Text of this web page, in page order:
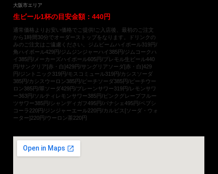
大阪市エリア
生ビール1杯の目安金額：440円
通常価格よりお安い価格でご提供!ご入店後、最初のご注文
から1時間30分でオーダーストップをなります。ドリンクの
みのご注文はご遠慮ください。ジムビームハイボール319円/
角ハイボール429円/ジムジンジャーハイ385円/ジムコークハ
イ385円/メーカーズハイボール605円/プレモル生ビール440
円/サングリア[赤・白]429円/サングリアソーダ[赤・白]429
円/ジントニック319円/モスコミュール319円/カシスソーダ
385円/カシスウーロン385円/ピーチソーダ385円/ピーチウー
ロン385円/翠ソーダ429円/プレーンサワー319円/レモンサワ
ー363円/ソルティレモンサワー385円/ピンクグレープフルー
ツサワー385円/シャンディガフ495円/パナシェ495円/ペプシ
コーラ220円/ジンジャーエール220円/カルピス[ソーダ・ウォ
ーター]220円/ウーロン茶220円